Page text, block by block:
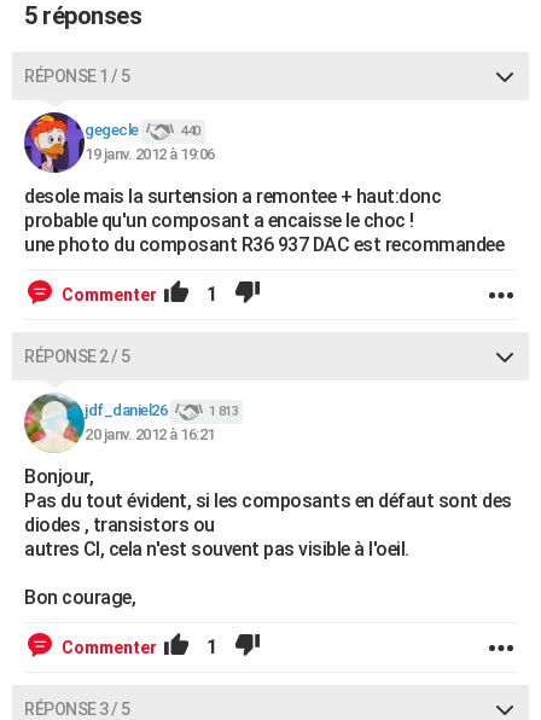
5 réponses
RÉPONSE 1 / 5
gegecle 440
19 janv. 2012 à 19:06
desole mais la surtension a remontee + haut:donc
probable qu'un composant a encaisse le choc !
une photo du composant R36 937 DAC est recommandee
Commenter 1
RÉPONSE 2 / 5
jdf_daniel26 1 813
20 janv. 2012 à 16:21
Bonjour,
Pas du tout évident, si les composants en défaut sont des
diodes , transistors ou
autres CI, cela n'est souvent pas visible à l'oeil.
Bon courage,
Commenter 1
RÉPONSE 3 / 5